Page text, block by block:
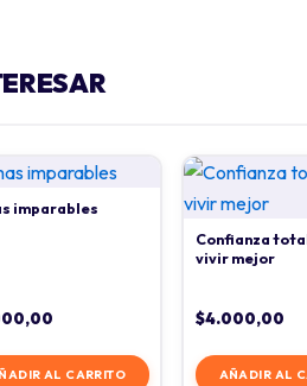
imparables
AL CARRITO
Confianza
vivir mejor
$4.000,00
AÑADIR AL